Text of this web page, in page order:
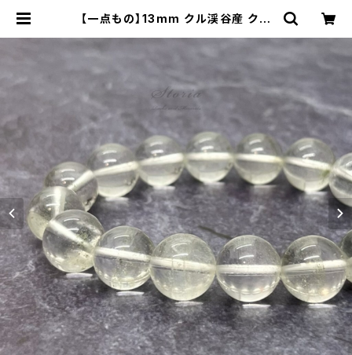
【一点もの】13mm クル渓谷産 クロ
ト【N010604】 | storia